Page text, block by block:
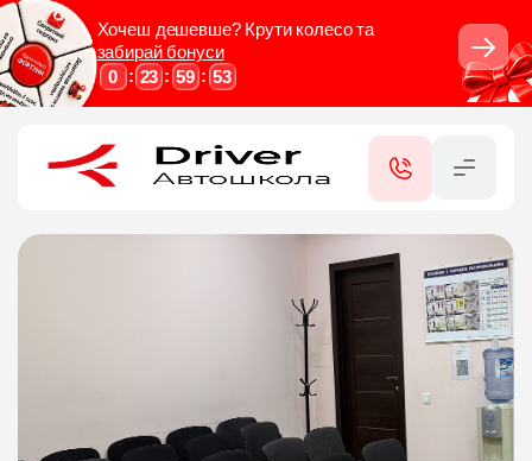
Хочеш дешевше? Крути колесо та
забирай бонуси
0
: 23 : 59 : 52
RU UA
КАТЕГОРІЇ
КОНТАКТИ